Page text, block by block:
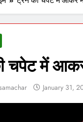
चपेट में
January 31,